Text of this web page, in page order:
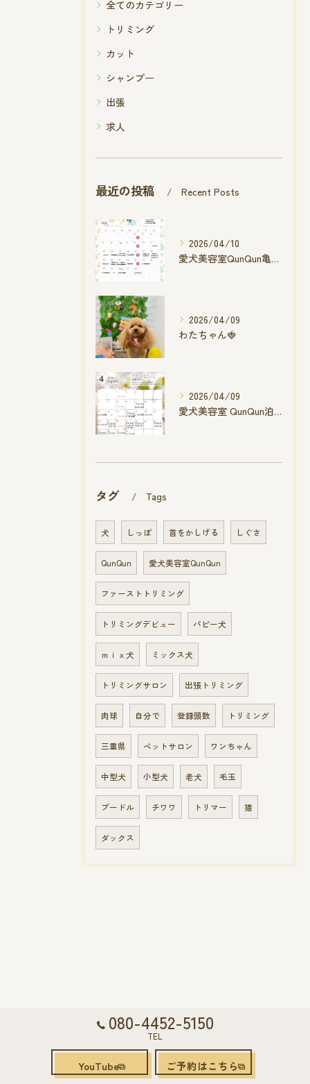
全てのカテゴリー
トリミング
カット
シャンプー
出張
求人
最近の投稿 Recent Posts
2026/04/10
愛犬美容室QunQun亀山エコー店
2026/04/09
わたちゃん🍓
2026/04/09
愛犬美容室 QunQun泊店 4月空き状況です
タグ Tags
犬 しっぽ 首をかしげる しぐさ
QunQun 愛犬美容室QunQun
ファーストトリミング
トリミングデビュー パピー犬
ｍｉｘ犬 ミックス犬
トリミングサロン 出張トリミング
肉球 自分で 登録頭数 トリミング
三重県 ペットサロン ワンちゃん
中型犬 小型犬 老犬 毛玉
プードル チワワ トリマー 猫
ダックス
080-4452-5150
TEL
YouTube ご予約はこちら